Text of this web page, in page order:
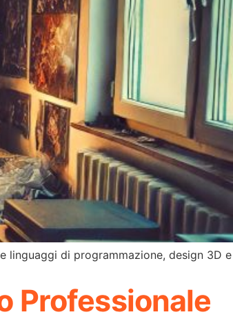
linguaggi di programmazione, design 3D e
Professionale